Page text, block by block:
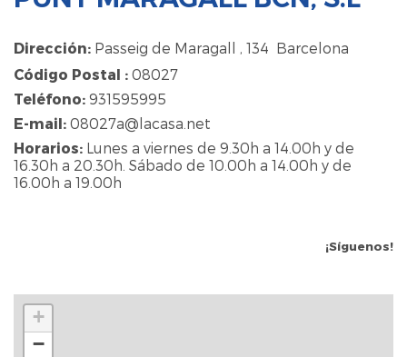
Dirección: Passeig de Maragall , 134 Barcelona
Código Postal : 08027
Teléfono: 931595995
E-mail: 08027a@lacasa.net
Horarios: Lunes a viernes de 9.30h a 14.00h y de
16.30h a 20.30h. Sábado de 10.00h a 14.00h y de
16.00h a 19.00h
¡Síguenos!
+
−